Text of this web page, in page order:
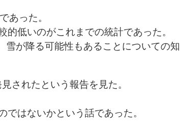
あった。
低いのがこれまでの統計であった。
雪が降る可能性もあることについての知
されたという報告を見た。
はないかという話であった。